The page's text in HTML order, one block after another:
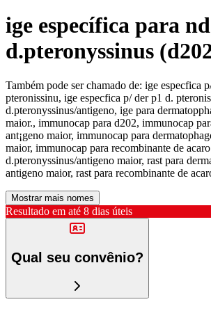
ige específica para
d.pteronyssinus
Também pode ser chamado de: ige especfica
pteronissinu, ige especfica p/ der p1 d.
d.pteronyssinus/antigeno, ige para
maior., immunocap para d202, immunocap
ant¡geno maior, immunocap para
maior, immunocap para recombinante de
d.pteronyssinus/antigeno maior, rast para
antigeno maior, rast para recombinante de
Mostrar mais nomes
Resultado em até 8 dias úteis
Qual seu convênio?